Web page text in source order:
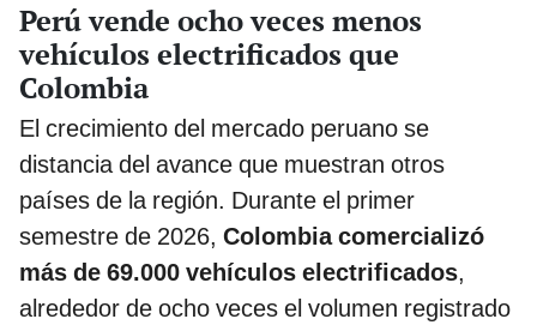
Perú vende ocho veces menos
vehículos electrificados que
Colombia
El crecimiento del mercado peruano se
distancia del avance que muestran otros
países de la región. Durante el primer
semestre de 2026, Colombia comercializó
más de 69.000 vehículos electrificados,
alrededor de ocho veces el volumen registrado